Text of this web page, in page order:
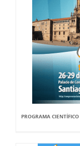
PROGRAMA